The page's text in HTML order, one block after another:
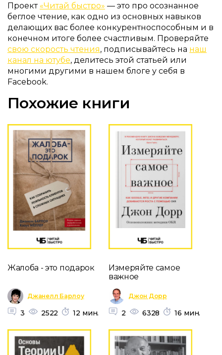
Проект «Читай быстро» — это про осознанное
беглое чтение, как одно из основных навыков
делающих вас более конкурентноспособным и в
конечном итоге более счастливым. Проверяйте
свою скорость чтения, подписывайтесь на наш
канал на ютубе, делитесь этой статьей или
многими другими в нашем блоге у себя в
Facebook.
Похожие книги
Жалоба - это подарок
Джанелл Барлоу
3 2522 12 мин.
Измеряйте самое
важное
Джон Дорр
2 6328 16 мин.